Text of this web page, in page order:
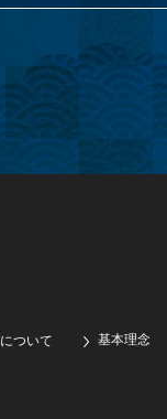
ついて 基本理念